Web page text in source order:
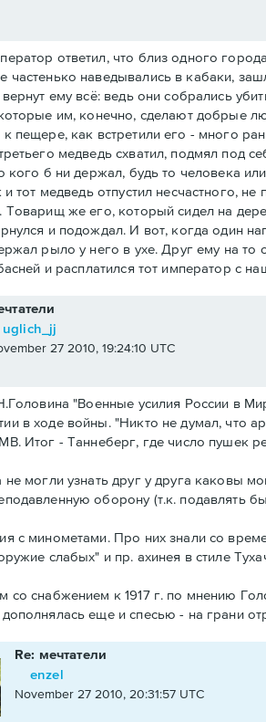
ответил, что близ одного
частенько наведывались в кабаки,
ему всё: ведь они собрались
им, конечно, сделают добрые
пещере, как встретили его - много
медведь схватил, подмял под
кого б ни держал, будь то человека
тот медведь отпустил несчастного,
же его, который сидел на
и подождал. И вот, когда один
рыло у него в ухе. Друг ему на
и расплатился тот император с
uglich_jj
27 2010, 19:24:10 UTC
"Военные усилия России в
в ходе войны. "Никто не думал, что
Итог - Таннеберг, где число пушек
не могли узнать друг у друга каковы
оборону (т.к. подавлять
с минометами. Про них знали со
слабых" и пр. ахинея в стиле
со снабжением к 1917 г. по мнению
дополнялась еще и спесью - на грани
Re: мечтатели
enzel
November 27 2010, 20:31:57 UTC